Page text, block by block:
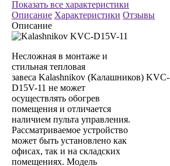
Показать все характеристики
Описание Характеристики Отзывы
Описание
Несложная в монтаже и
стильная тепловая
завеса Kalashnikov (Калашников) KVC-
D15V-11 не может
осуществлять обогрев
помещения и отличается
наличием пульта управления.
Рассматриваемое устройство
может быть установлено как
офисах, так и на складских
помещениях. Модель